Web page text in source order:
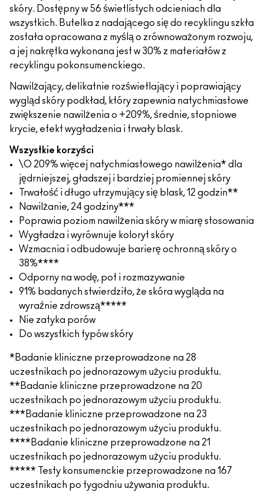
skóry. Dostępny w 56 świetlistych odcieniach dla
wszystkich. Butelka z nadającego się do recyklingu szkła
została opracowana z myślą o zrównoważonym rozwoju,
a jej nakrętka wykonana jest w 30% z materiałów z
recyklingu pokonsumenckiego.
Nawilżający, delikatnie rozświetlający i poprawiający
wygląd skóry podkład, który zapewnia natychmiastowe
zwiększenie nawilżenia o +209%, średnie, stopniowe
krycie, efekt wygładzenia i trwały blask.
Wszystkie korzyści
\O 209% więcej natychmiastowego nawilżenia* dla
jędrniejszej, gładszej i bardziej promiennej skóry
Trwałość i długo utrzymujący się blask, 12 godzin**
Nawilżanie, 24 godziny***
Poprawia poziom nawilżenia skóry w miarę stosowania
Wygładza i wyrównuje koloryt skóry
Wzmacnia i odbudowuje barierę ochronną skóry o
38%****
Odporny na wodę, pot i rozmazywanie
91% badanych stwierdziło, że skóra wygląda na
wyraźnie zdrowszą*****
Nie zatyka porów
Do wszystkich typów skóry
*Badanie kliniczne przeprowadzone na 28
uczestnikach po jednorazowym użyciu produktu.
**Badanie kliniczne przeprowadzone na 20
uczestnikach po jednorazowym użyciu produktu.
***Badanie kliniczne przeprowadzone na 23
uczestnikach po jednorazowym użyciu produktu.
****Badanie kliniczne przeprowadzone na 21
uczestnikach po jednorazowym użyciu produktu.
***** Testy konsumenckie przeprowadzone na 167
uczestnikach po tygodniu używania produktu.